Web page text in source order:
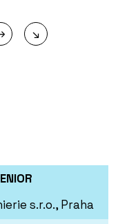
↘
s.r.o., Praha